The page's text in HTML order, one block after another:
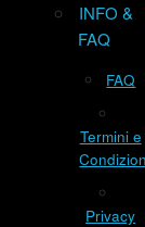
INFO &
FAQ
FAQ
Termini e
Privacy